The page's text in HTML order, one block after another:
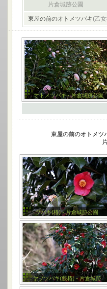
片倉城跡公園
東屋の前のオトメツバキ(乙
オトメツバキ - 片倉城跡公園
東屋の前のオトメツ
ツバキ(椿) - 片倉城跡公園
ヤブツバキ(藪椿) - 片倉城跡